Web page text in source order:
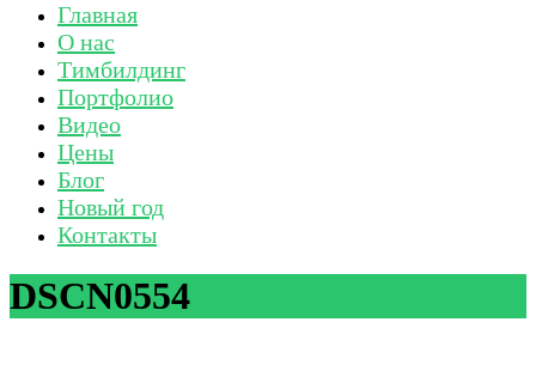
Главная
О нас
Тимбилдинг
Портфолио
Видео
Цены
Блог
Новый год
Контакты
DSCN0554